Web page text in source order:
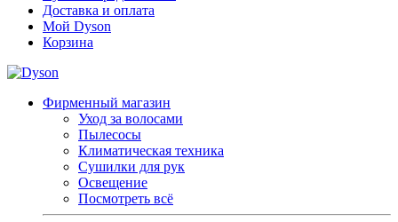
Доставка и оплата
Мой Dyson
Корзина
Фирменный магазин
Уход за волосами
Пылесосы
Климатическая техника
Сушилки для рук
Освещение
Посмотреть всё